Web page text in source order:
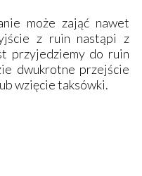
może zająć nawet
z ruin nastąpi z
przyjedziemy do ruin
dwukrotne przejście
wzięcie taksówki.